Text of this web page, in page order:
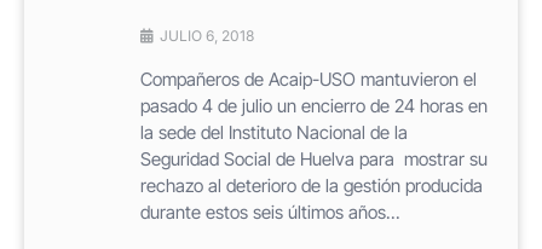
JULIO 6, 2018
Compañeros de Acaip-USO mantuvieron el
pasado 4 de julio un encierro de 24 horas en
la sede del Instituto Nacional de la
Seguridad Social de Huelva para mostrar su
rechazo al deterioro de la gestión producida
durante estos seis últimos años...